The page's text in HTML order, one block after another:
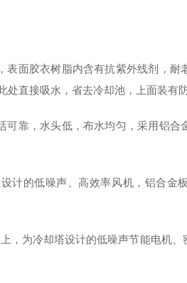
表面胶衣树脂内含有抗紫外线剂，
直接吸水，省去冷却池，上面装有
可靠，水头低，布水均匀，采用铝
计的低噪声、高效率风机，铝合金
，为冷却塔设计的低噪声节能电机、